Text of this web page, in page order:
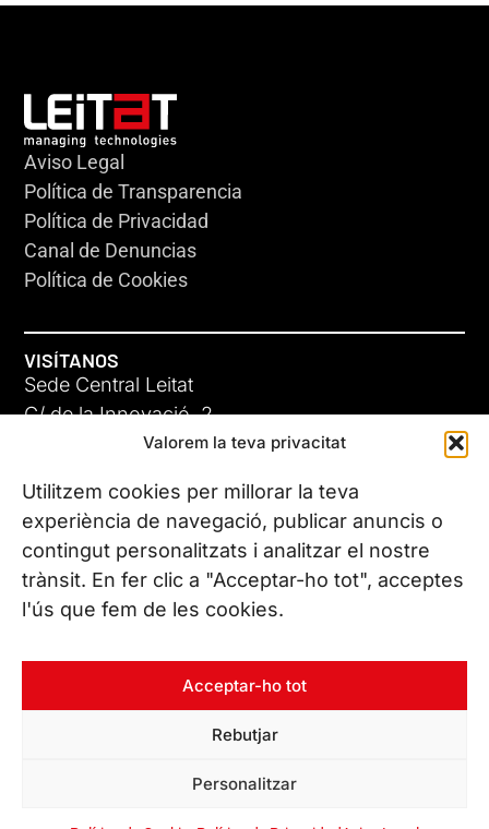
Valorem la teva privacitat
Utilitzem cookies per millorar la teva
experiència de navegació, publicar anuncis o
contingut personalitzats i analitzar el nostre
trànsit. En fer clic a "Acceptar-ho tot", acceptes
l'ús que fem de les cookies.
Acceptar-ho tot
Rebutjar
Personalitzar
Aviso Legal
Política de Transparencia
Política de Privacidad
Canal de Denuncias
Política de Cookies
VISÍTANOS
Sede Central Leitat
C/ de la Innovació, 2
08225 Terrassa, (Barcelona)
Conoce todas nuestras sedes
CONTÁCTANOS
Tel. (+34) 937 882 300